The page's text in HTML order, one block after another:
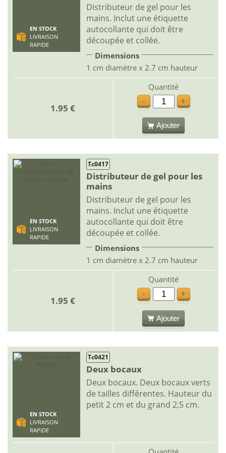
EN STOCK
LIVRAISON
RAPIDE
Distributeur de gel pour les
mains. Inclut une étiquette
autocollante qui doit être
découpée et collée.
Dimensions
1 cm diamètre x 2.7 cm hauteur
1.95 €
Quantité
-
+
Ajouter
EN STOCK
LIVRAISON
RAPIDE
Tc0417
Distributeur de gel pour les
mains
Distributeur de gel pour les
mains. Inclut une étiquette
autocollante qui doit être
découpée et collée.
Dimensions
1 cm diamètre x 2.7 cm hauteur
1.95 €
Quantité
-
+
Ajouter
EN STOCK
LIVRAISON
RAPIDE
Tc0421
Deux bocaux
Deux bocaux. Deux bocaux verts
de tailles différentes. Hauteur du
petit 2 cm et du grand 2,5 cm.